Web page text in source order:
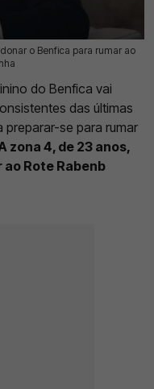
o Benfica para rumar ao
do Benfica vai
das últimas
preparar-se para rumar
zona 4, de 23 anos,
Rote Rabenb